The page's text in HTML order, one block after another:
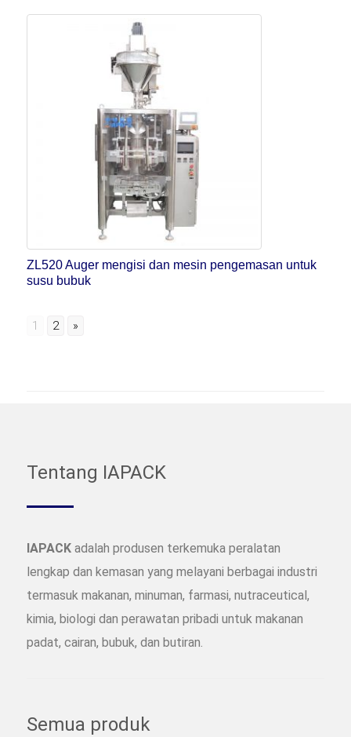
ZL520 Auger mengisi dan mesin pengemasan untuk
susu bubuk
1 2 »
Tentang IAPACK
IAPACK adalah produsen terkemuka peralatan
lengkap dan kemasan yang melayani berbagai industri
termasuk makanan, minuman, farmasi, nutraceutical,
kimia, biologi dan perawatan pribadi untuk makanan
padat, cairan, bubuk, dan butiran.
Semua produk